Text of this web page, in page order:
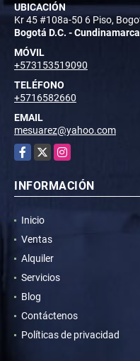
UBICACIÓN
Kr 45 #108a-50 6 Piso,
Bogotá D.C. -
MÓVIL
+573153519090
TELÉFONO
+5716582660
EMAIL
mesuarez@yahoo.com
Facebook
X Instagram
INFORMACIÓN
Inicio
Ventas
Alquiler
Servicios
Blog
Contáctenos
Políticas de privacidad